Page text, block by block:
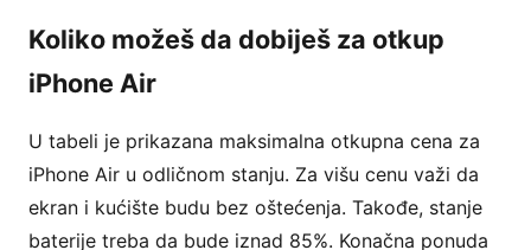
Koliko možeš da dobiješ za otkup
iPhone Air
U tabeli je prikazana maksimalna otkupna cena za
iPhone Air u odličnom stanju. Za višu cenu važi da
ekran i kućište budu bez oštećenja. Takođe, stanje
baterije treba da bude iznad 85%. Konačna ponuda